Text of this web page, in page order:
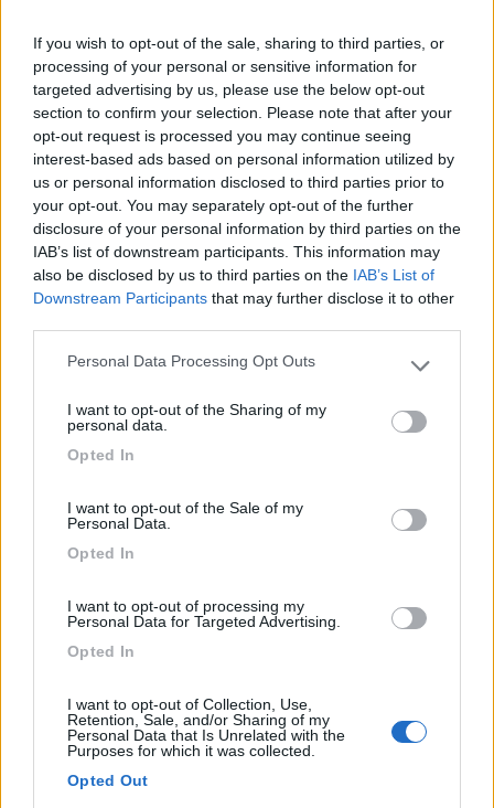
If you wish to opt-out of the sale, sharing to third parties, or
processing of your personal or sensitive information for
targeted advertising by us, please use the below opt-out
section to confirm your selection. Please note that after your
opt-out request is processed you may continue seeing
interest-based ads based on personal information utilized by
us or personal information disclosed to third parties prior to
your opt-out. You may separately opt-out of the further
disclosure of your personal information by third parties on the
IAB’s list of downstream participants. This information may
also be disclosed by us to third parties on the IAB’s List of
Downstream Participants that may further disclose it to other
Please note that this website/app uses one or more Google
not limited to your visit or usage behaviour. You may click to
grant or deny consent to Google and its third-party tags to
use your data for below specified purposes in below Google
Personal Data Processing Opt Outs
I want to opt-out of the Sharing of my
personal data.
Opted In
I want to opt-out of the Sale of my
Personal Data.
Opted In
I want to opt-out of processing my
Personal Data for Targeted Advertising.
Opted In
I want to opt-out of Collection, Use,
Retention, Sale, and/or Sharing of my
Personal Data that Is Unrelated with the
Purposes for which it was collected.
Opted Out
Gratuito, carico/scarico acque, struttura accessibile a d...
Badia Polesine (RO) - 18.5km
Via Pozza 51-21
Area di sosta (AA)
Area sosta camper
pagame...
Castelguglielmo (RO) - 18.7km
SP 19 Via Aldo Moro